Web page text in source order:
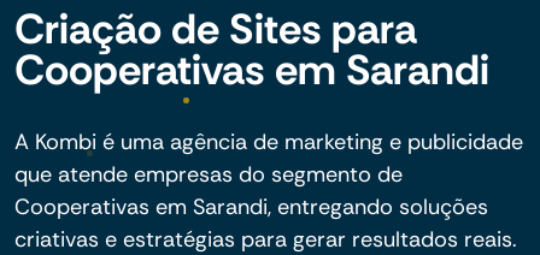
Criação de Sites para
Cooperativas em Sarandi
A Kombi é uma agência de marketing e publicidade
que atende empresas do segmento de
Cooperativas em Sarandi, entregando soluções
criativas e estratégias para gerar resultados reais.